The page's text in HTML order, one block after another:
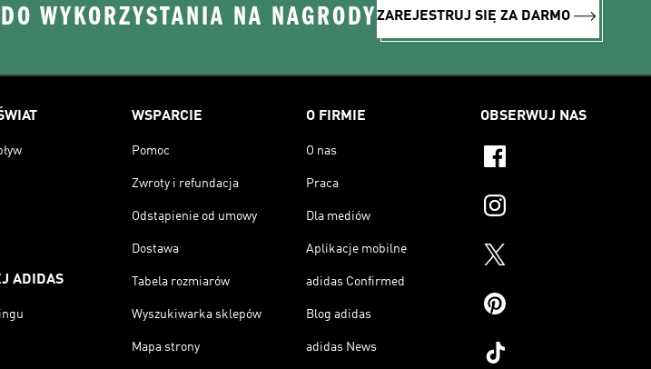
WYKORZYSTANIA NA NAGRODYZAREJESTRUJ SIĘ ZA DARMO
ADIDAS
WSPARCIE
Pomoc
Zwroty i refundacja
Odstąpienie od umowy
Dostawa
Tabela rozmiarów
Wyszukiwarka sklepów
Mapa strony
O FIRMIE
O nas
Praca
Dla mediów
Aplikacje mobilne
adidas Confirmed
Blog adidas
adidas News
OBSERWUJ NAS